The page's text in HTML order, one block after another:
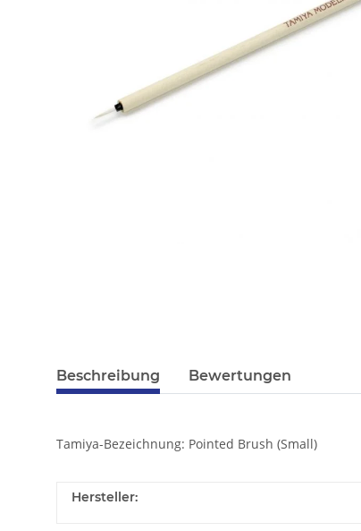
Beschreibung Bewertungen
Tamiya-Bezeichnung: Pointed Brush (Small)
Hersteller: